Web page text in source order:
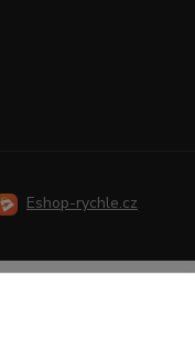
Eshop-rychle.cz